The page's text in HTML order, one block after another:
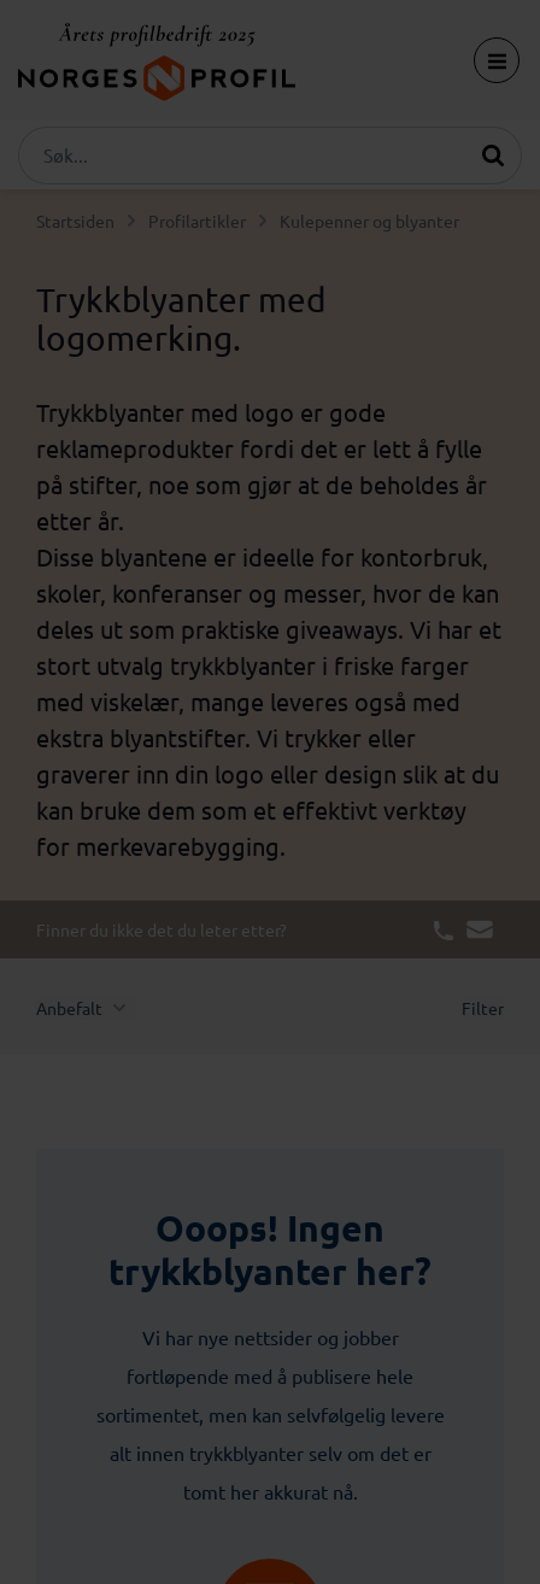
Startsiden Profilartikler Kulepenner og blyanter
Trykkblyanter med
logomerking.
Trykkblyanter med logo er gode
reklameprodukter fordi det er lett å fylle
på stifter, noe som gjør at de beholdes år
etter år.
Disse blyantene er ideelle for kontorbruk,
skoler, konferanser og messer, hvor de kan
deles ut som praktiske giveaways. Vi har et
stort utvalg trykkblyanter i friske farger
med viskelær, mange leveres også med
ekstra blyantstifter. Vi trykker eller
graverer inn din logo eller design slik at du
kan bruke dem som et effektivt verktøy
for merkevarebygging.
Finner du ikke det du leter etter?
Anbefalt Filter
Ooops! Ingen
trykkblyanter her?
Vi har nye nettsider og jobber
fortløpende med å publisere hele
sortimentet, men kan selvfølgelig levere
alt innen trykkblyanter selv om det er
tomt her akkurat nå.